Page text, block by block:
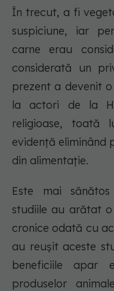
În trecut, a fi
suspiciune, iar
carne erau
considerată un
prezent a devenit
la actori de la
religioase, toată
evidență eliminând
din alimentație.
Este mai
studiile au arătat
cronice odată cu
au reușit aceste
beneficiile apar
produselor